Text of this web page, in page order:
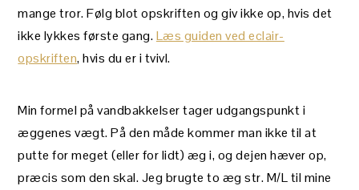
mange tror. Følg blot opskriften og giv ikke op, hvis det
ikke lykkes første gang.Læs guiden ved eclair-
opskriften, hvis du er i tvivl.
Min formel på vandbakkelser tager udgangspunkt i
æggenes vægt. På den måde kommer man ikke til at
putte for meget (eller for lidt) æg i, og dejen hæver op,
præcis som den skal. Jeg brugte to æg str. M/L til mine